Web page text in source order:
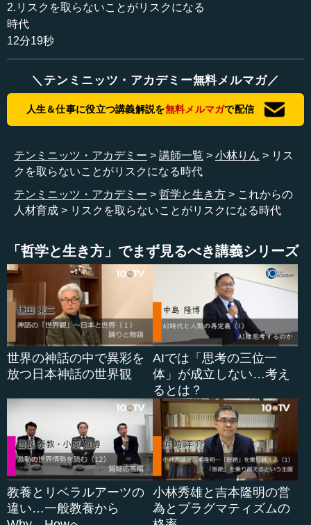
●楽観視できる未来をつくるのは、自分の心だ
以前、座右の銘として、フランスの哲学者アランの「楽
方から禅にも同じような言葉があると教えてもらいまし
た。「一切唯心造」といって、一切のことはただ心が造っ
ている、という意味です。50パーセントの仕事がなくなっ
てしまうかもしれないということを、なんとミゼラブルな
ンスがある、ぞくぞくするなと思うかは自分の心次第で
す。1つや2つ失敗しても、100の選択肢が98に絞られたと
思うのか、2回も失敗してしまったと思うかは、その人の心
次第なわけです。
目の前にある様々な困難を一つ一つ取り除きながら、楽
観視できる未来をつくっていけるかどうかは、自分の心に
かかっています。こうしたことは、フランスの哲学者に言
われるまでもなく、おそらく日本人あるいは禅の世界で
は、何百、何千年も前から言われてきたことでしょう。現
代のような時代だからこそ、そういう気持ちをもう一度持
ち直す必要があると、ひしひしと感じます。
●リスクを取らないことがリスクになる時代
こうした話をすると、「いやいや、成功しているからそ
ういうことが言えるんじゃないですか」とよく言われま
す。松下幸之助氏は「成功する人は諦めない人だ」という
言葉を残していますが、私だって実は何回も挫折しそうに
なりました。この学校（ISAK）も失敗するのではないか
と、年に何回も思うことがありましたが、やはりそこで諦
めなかったから良かったのだと思います。まだ成功と呼べ
2.リスクを取らないことがリスクになる
時代
12分19秒
＼テンミニッツ・アカデミー無料メルマガ／
人生＆仕事に役立つ講義解説を無料メルマガで配信
テンミニッツ・アカデミー 講師一覧 小林りん
リス
クを取らないことがリスクになる時代
テンミニッツ・アカデミー
哲学と生き方
これからの
人材育成
リスクを取らないことがリスクになる時代
「哲学と生き方」でまず見るべき講義シリーズ
世界の神話の中で異彩を
放つ日本神話の世界観
AIでは「思考の三位一
体」が成立しない…考え
るとは？
教養とリベラルアーツの
違い…一般教養から
小林秀雄と吉本隆明の営
為とプラグマティズムの